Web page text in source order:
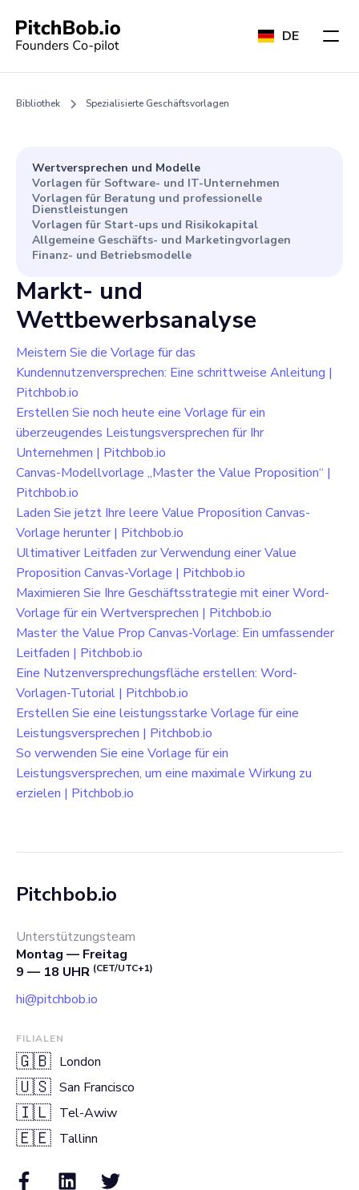
DE
Bibliothek Spezialisierte Geschäftsvorlagen
Wertversprechen und Modelle
Vorlagen für Software- und IT-Unternehmen
Vorlagen für Beratung und professionelle
Dienstleistungen
Vorlagen für Start-ups und Risikokapital
Allgemeine Geschäfts- und Marketingvorlagen
Finanz- und Betriebsmodelle
Markt- und
Wettbewerbsanalyse
Meistern Sie die Vorlage für das
Kundennutzenversprechen: Eine schrittweise Anleitung |
Pitchbob.io
Erstellen Sie noch heute eine Vorlage für ein
überzeugendes Leistungsversprechen für Ihr
Unternehmen | Pitchbob.io
Canvas-Modellvorlage „Master the Value Proposition“ |
Pitchbob.io
Laden Sie jetzt Ihre leere Value Proposition Canvas-
Vorlage herunter | Pitchbob.io
Ultimativer Leitfaden zur Verwendung einer Value
Proposition Canvas-Vorlage | Pitchbob.io
Maximieren Sie Ihre Geschäftsstrategie mit einer Word-
Vorlage für ein Wertversprechen | Pitchbob.io
Master the Value Prop Canvas-Vorlage: Ein umfassender
Leitfaden | Pitchbob.io
Eine Nutzenversprechungsfläche erstellen: Word-
Vorlagen-Tutorial | Pitchbob.io
Erstellen Sie eine leistungsstarke Vorlage für eine
Leistungsversprechen | Pitchbob.io
So verwenden Sie eine Vorlage für ein
Leistungsversprechen, um eine maximale Wirkung zu
erzielen | Pitchbob.io
Pitchbob.io
Unterstützungsteam
Montag — Freitag
9 — 18 UHR (CET/UTC+1)
hi@pitchbob.io
FILIALEN
🇬🇧 London
🇺🇸 San Francisco
🇮🇱 Tel-Awiw
🇪🇪 Tallinn